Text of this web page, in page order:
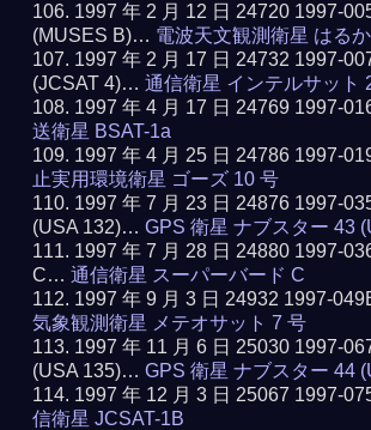
1997 年 2 月 12 日 24720 1997-
(MUSES B)… 電波天文観測衛星 はる
1997 年 2 月 17 日 24732 1997-
(JCSAT 4)…通信衛星 インテルサット
1997 年 4 月 17 日 24769 1997-
送衛星 BSAT-1a
1997 年 4 月 25 日 24786 1997-
止実用環境衛星 ゴーズ 10 号
1997 年 7 月 23 日 24876 1997-
(USA 132)…GPS 衛星 ナブスター 43
1997 年 7 月 28 日 24880 1997-
C…通信衛星 スーパーバード C
1997 年 9 月 3 日 24932 1997-
気象観測衛星 メテオサット 7 号
1997 年 11 月 6 日 25030 1997-
(USA 135)…GPS 衛星 ナブスター 44
1997 年 12 月 3 日 25067 1997-
信衛星 JCSAT-1B